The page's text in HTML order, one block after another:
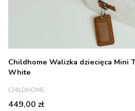
Childhome Walizka dziecięca Mini
White
PRODUCENT
CHILDHOME
Cena
449,00 zł